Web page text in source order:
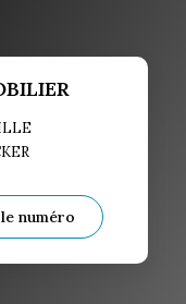
numéro